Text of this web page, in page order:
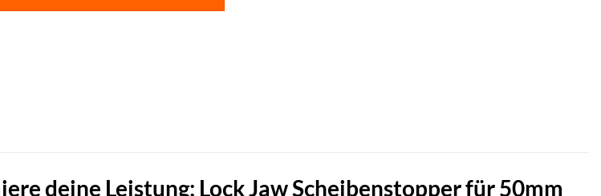
deine Leistung: Lock Jaw Scheibenstopper für 50mm